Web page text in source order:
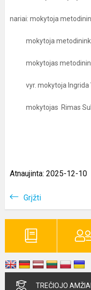
nariai: mokytoja
mokytoja metodininkė
mokytojas
vyr. mokytoja Ingrida
mokytojas Rimas
Atnaujinta: 2025-12-10
Grįžti
TREČIOJO